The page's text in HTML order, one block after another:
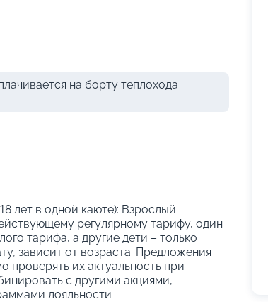
на борту теплохода
лет в одной каюте): Взрослый
регулярному тарифу, один
тарифа, а другие дети – только
зависит от возраста. Предложения
проверять их актуальность при
с другими акциями,
лояльности